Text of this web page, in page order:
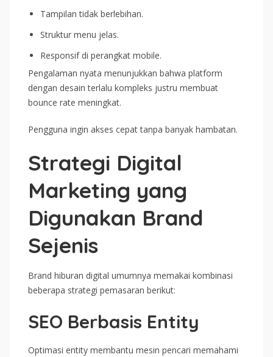
Tampilan tidak berlebihan.
Struktur menu jelas.
Responsif di perangkat mobile.
Pengalaman nyata menunjukkan bahwa platform
dengan desain terlalu kompleks justru membuat
bounce rate meningkat.
Pengguna ingin akses cepat tanpa banyak hambatan.
Strategi Digital
Marketing yang
Digunakan Brand
Sejenis
Brand hiburan digital umumnya memakai kombinasi
beberapa strategi pemasaran berikut:
SEO Berbasis Entity
Optimasi entity membantu mesin pencari memahami